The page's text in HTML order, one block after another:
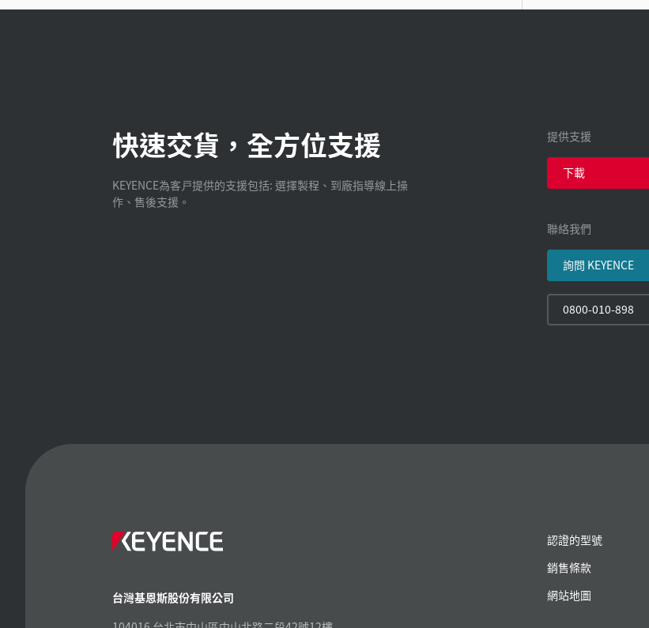
快速交貨，全方位支援
KEYENCE為客戸提供的支援包括: 選擇製程、到廠指導線上操
作、售後支援。
提供支援
下載
聯絡我們
詢問 KEYENCE
0800-010-898
台灣基恩斯股份有限公司
認證的型號
銷售條款
網站地圖